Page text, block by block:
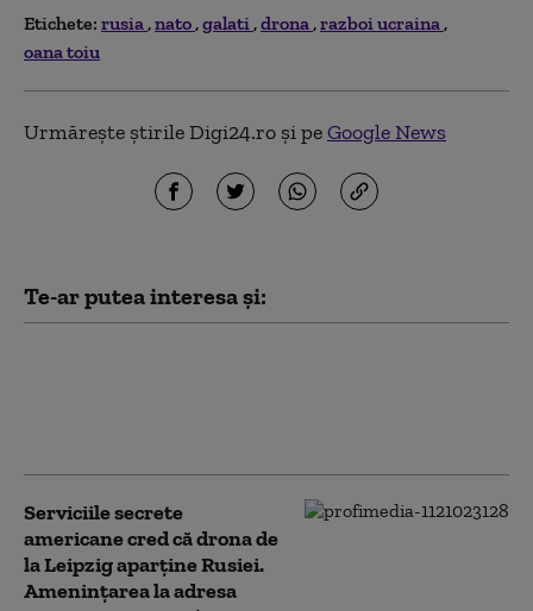
Etichete: rusia nato galati drona razboi ucraina
oana toiu
Urmărește știrile Digi24.ro și peGoogle News
Te-ar putea interesa și:
Serviciile secrete
americane cred că drona de
la Leipzig aparține Rusiei.
Amenințarea la adresa